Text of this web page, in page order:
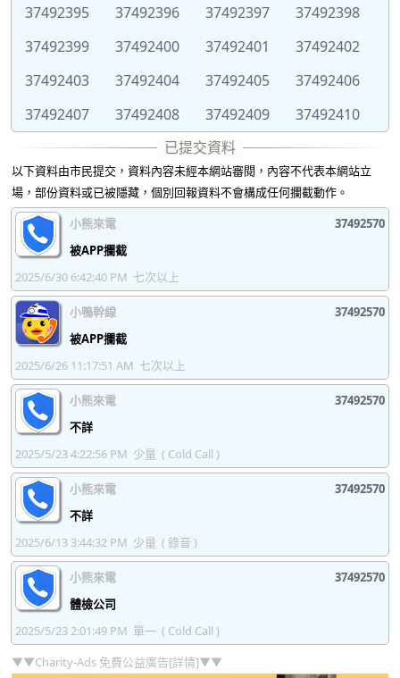
37492395 37492396 37492397
37492398
37492399
37492400 37492401
37492402
37492403
37492404 37492405
37492406
37492407
37492408 37492409
37492410
37492411
37492412 37492413
37492414
37492415
37492416 37492417
37492418
37492419
37492420
37492422
37492423
37492424
37492427
37492428
37492431
37492432
37492434
37492435
37492439
37492440 37492441
37492442
37492443
37492447
37492448 37492449
37492451
37492452
37492454
37492455
37492459
37492460 37492461
37492462
37492463
37492467
37492468 37492469
37492471
37492472 37492473
以下資料由市民提交，資料內容未經本網站審閱，內容不代表本網站立
場，部份資料或已被隱藏，個別回報資料不會構成任何攔截動作。
小熊來電
37492570
被APP攔截
2025/6/30 6:42:40 PM 七次以上
小鴨幹線
37492570
被APP攔截
2025/6/26 11:17:51 AM 七次以上
小熊來電
37492570
不詳
2025/5/23 4:22:56 PM 少量 ( Cold Call )
小熊來電
37492570
不詳
2025/6/13 3:44:32 PM 少量 ( 錄音 )
小熊來電
37492570
體檢公司
2025/5/23 2:01:49 PM 單一 ( Cold Call )
▼▼Charity-Ads 免費公益廣告[詳情]▼▼